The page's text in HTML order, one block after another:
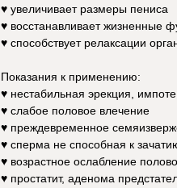
♥ увеличивает размеры пениса
♥ восстанавливает жизненные
♥ способствует релаксации
Показания к применению:
♥ нестабильная эрекция,
♥ слабое половое влечение
♥ преждевременное
♥ сперма не способная к
♥ возрастное ослабление
♥ простатит, аденома